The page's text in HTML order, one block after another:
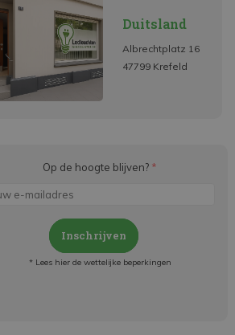
Duitsland
Albrechtplatz 16
47799 Krefeld
Op de hoogte blijven? *
Inschrijven
* Lees hier de wettelijke beperkingen